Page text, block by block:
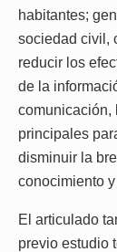
habitantes;
sociedad civil,
reducir los
de la
comunicación,
principales
disminuir la
conocimiento
El articulado
previo estudio